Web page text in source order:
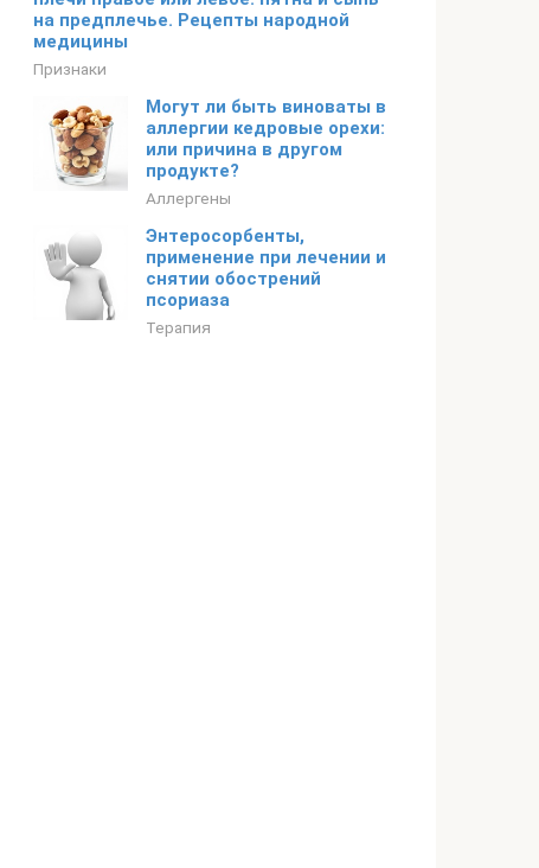
на предплечье. Рецепты народной
медицины
Признаки
Могут ли быть виноваты в
аллергии кедровые орехи:
или причина в другом
продукте?
Аллергены
Энтеросорбенты,
применение при лечении и
снятии обострений
псориаза
Терапия